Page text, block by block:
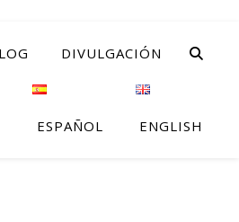
DIVULGACIÓN
ESPAÑOL ENGLISH